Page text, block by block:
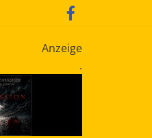
Anzeige
.